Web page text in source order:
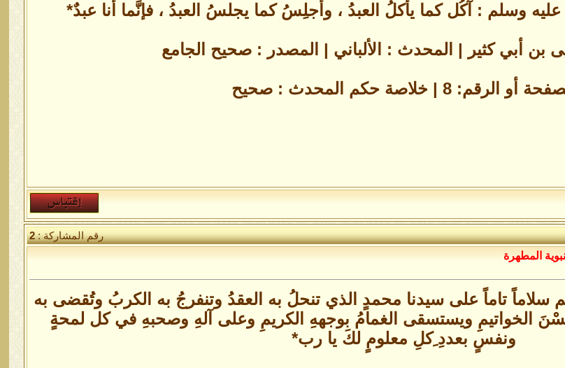
وسلم : آكُل كما يأكلُ العبدُ ، وأجلِسُ كما يجلسُ العبدُ ، فإنَّما أنا عبدٌ*
بن أبي كثير | المحدث : الألباني | المصدر : صحيح الجامع
أو الرقم: 8 | خلاصة حكم المحدث : صحيح
رقم المشاركة :2
المطهرة
تاماً على سيدنا محمدٍ الذي تنحلُ به العقدُ وتنفرجُ به الكربُ وتُقضى به
الخواتيمِ ويستسقى الغمامُ بوجههِ الكريمِ وعلى آلهِ وصحبهِ في كل لمحةٍ
ونفسٍ بعددِ ِكلِ معلومٍ لكَ يا رب*